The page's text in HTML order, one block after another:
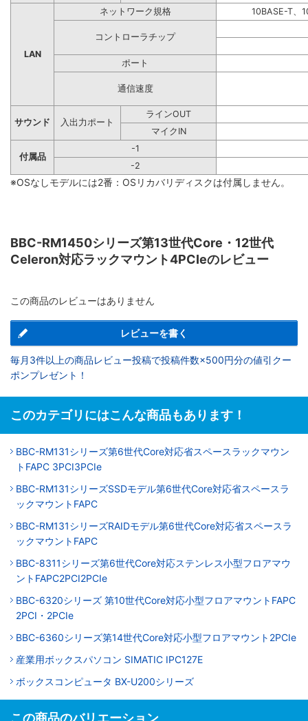
LAN
ネットワーク規格 10BASE-T、
コントローラチップ
ポート
通信速度
サウンド 入出力ポート
ラインOUT
マイクIN
付属品
-1
-2
※OSなしモデルには2番：OSリカバリディスクは付属しません。
BBC-RM1450シリーズ第13世代Core・12世代
Celeron対応ラックマウント4PCIeのレビュー
この商品のレビューはありません
レビューを書く
毎月3件以上の商品レビュー投稿で投稿件数×500円分の値引クー
ポンプレゼント！
このカテゴリにはこんな商品もあります！
BBC-RM131シリーズ第6世代Core対応省スペースラックマウン
トFAPC 3PCI3PCIe
BBC-RM131シリーズSSDモデル第6世代Core対応省スペースラ
ックマウントFAPC
BBC-RM131シリーズRAIDモデル第6世代Core対応省スペースラ
ックマウントFAPC
BBC-8311シリーズ第6世代Core対応ステンレス小型フロアマウ
ントFAPC2PCI2PCIe
BBC-6320シリーズ 第10世代Core対応小型フロアマウントFAPC
2PCI・2PCIe
BBC-6360シリーズ第14世代Core対応小型フロアマウント2PCIe
産業用ボックスパソコン SIMATIC IPC127E
ボックスコンピュータ BX-U200シリーズ
この商品のバリエーション